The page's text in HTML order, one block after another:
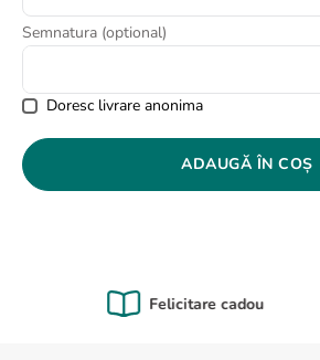
Semnatura (optional)
Doresc livrare anonima
ADAUGĂ ÎN COȘ
Calitate Garantată
8.
buchet crini
9
10. crin